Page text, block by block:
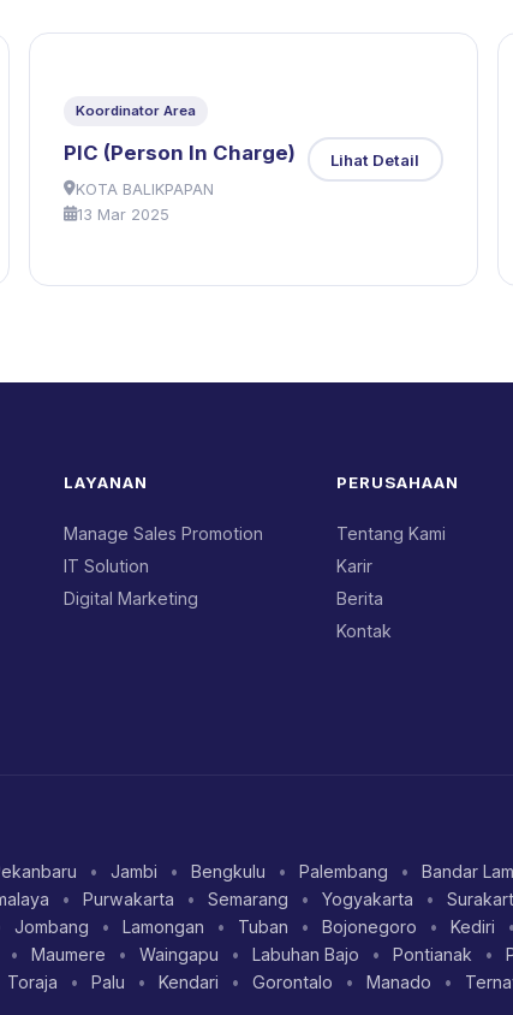
Koordinator Area
PIC (Person In Charge)
KOTA BALIKPAPAN
13 Mar 2025
Lihat Detail
LAYANAN
Manage Sales Promotion
IT Solution
Digital Marketing
PERUSAHAAN
Tentang Kami
Karir
Berita
Kontak
• Jambi • Bengkulu • Palembang • Bandar
• Purwakarta • Semarang • Yogyakarta •
Jombang • Lamongan • Tuban • Bojonegoro • Kediri •
• Maumere • Waingapu • Labuhan Bajo • Pontianak •
Toraja • Palu • Kendari • Gorontalo • Manado •